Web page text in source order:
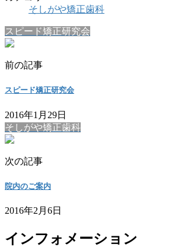
そしがや矯正歯科
スピード矯正研究会
前の記事
スピード矯正研究会
2016年1月29日
そしがや矯正歯科
次の記事
院内のご案内
2016年2月6日
インフォメーション